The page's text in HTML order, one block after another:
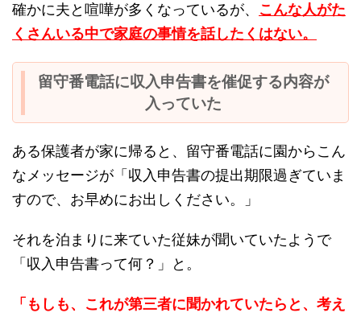
確かに夫と喧嘩が多くなっているが、 こんな人がた
くさんいる中で家庭の事情を話したくはない。
留守番電話に収入申告書を催促する内容が
入っていた
ある保護者が家に帰ると、留守番電話に園からこん
なメッセージが「収入申告書の提出期限過ぎていま
すので、お早めにお出しください。」
それを泊まりに来ていた従妹が聞いていたようで
「収入申告書って何？」と。
「もしも、これが第三者に聞かれていたらと、考え